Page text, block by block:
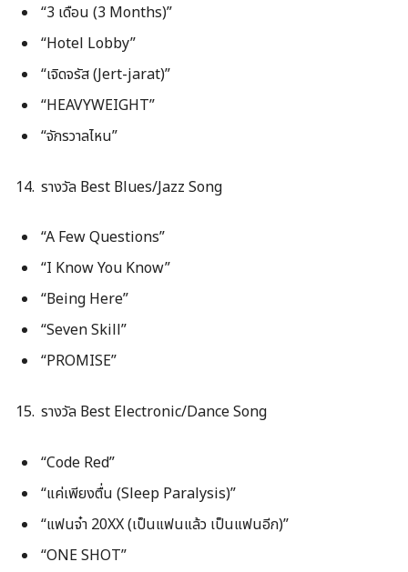
“3 เดือน (3 Months)”
“Hotel Lobby”
“เจิดจรัส (Jert-jarat)”
“HEAVYWEIGHT”
“จักรวาลไหน”
รางวัล Best Blues/Jazz Song
“A Few Questions”
“I Know You Know”
“Being Here”
“Seven Skill”
“PROMISE”
รางวัล Best Electronic/Dance Song
“Code Red”
“แค่เพียงตื่น (Sleep Paralysis)”
“แฟนจ๋า 20XX (เป็นแฟนแล้ว เป็นแฟนอีก)”
“ONE SHOT”